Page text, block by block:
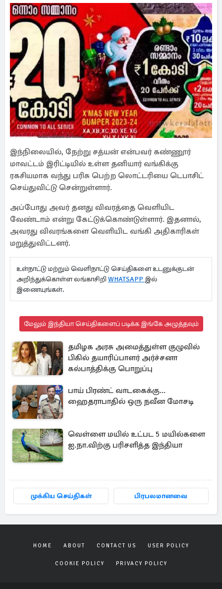
இந்நிலையில், நேற்று சத்யன் என்பவர் கண்ணூர்
மாவட்டம் இரிட்டியில் உள்ள தனியார் வங்கிக்கு
ரகசியமாக வந்து பரிசு பெற்ற லொட்டரியை டெபாசிட்
செய்துவிட்டு சென்றுள்ளார்.
அப்போது அவர் தனது விவரத்தை வெளியிட
வேண்டாம் என்று கேட்டுக்கொண்டுள்ளார். இதனால்,
அவரது விவரங்களை வெளியிட வங்கி அதிகாரிகள்
மறுத்துவிட்டனர்.
உள்நாட்டு மற்றும் வெளிநாட்டு செய்திகளை உடனுக்குடன்
அறிந்துக்கொள்ள லங்காசிறி WHATSAPP இல்
இணையுங்கள்.
மேலும் இந்தியா செய்திகளைப் படிக்க இங்கே அழுத்தவும்
தமிழக அரசு அமைத்துள்ள குழுவில்
பிகில் தயாரிப்பாளர் அர்ச்சனா
கல்பாத்திக்கு பொறுப்பு
பாய் பிரண்ட் வாடகைக்கு...
ஹைதராபாதில் ஒரு நவீன மோசடி
வெள்ளை மயில் உட்பட 5 மயில்களை
ஐ.நா.விற்கு பரிசளித்த இந்தியா
முக்கிய செய்திகள் பிரபலமானவை
HOME ABOUT CONTACT US USER POLICY
COOKIE POLICY PRIVACY POLICY